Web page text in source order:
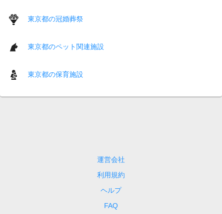
東京都の冠婚葬祭
東京都のペット関連施設
東京都の保育施設
運営会社
利用規約
ヘルプ
FAQ